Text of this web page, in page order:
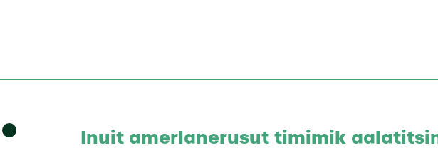
Inuit amerlanerusut timimik